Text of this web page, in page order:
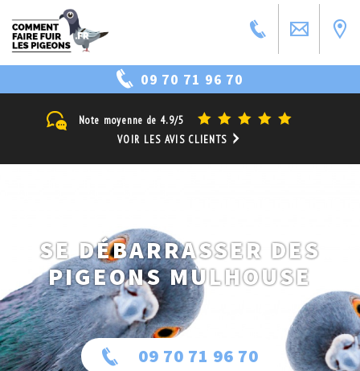
09 70 71 96 70
Note moyenne de 4.9/5
VOIR LES AVIS CLIENTS
SE DÉBARRASSER DES
PIGEONS MULHOUSE
09 70 71 96 70